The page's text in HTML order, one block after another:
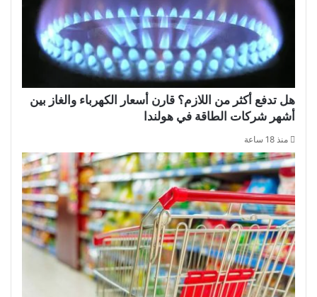
هل تدفع أكثر من اللازم؟ قارن أسعار الكهرباء والغاز بين
أشهر شركات الطاقة في هولندا
منذ 18 ساعة